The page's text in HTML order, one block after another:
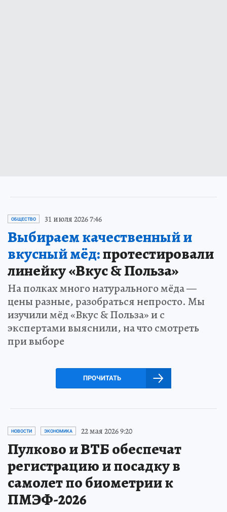
ОБЩЕСТВО 31 июля 2026 7:46
Выбираем качественный и
вкусный мёд:протестировали
линейку «Вкус & Польза»
На полках много натурального мёда —
цены разные, разобраться непросто. Мы
изучили мёд «Вкус & Польза» и с
экспертами выяснили, на что смотреть
при выборе
ПРОЧИТАТЬ
НОВОСТИ ЭКОНОМИКА 22 мая 2026 9:20
Пулково и ВТБ обеспечат
регистрацию и посадку в
самолет по биометрии к
ПМЭФ-2026